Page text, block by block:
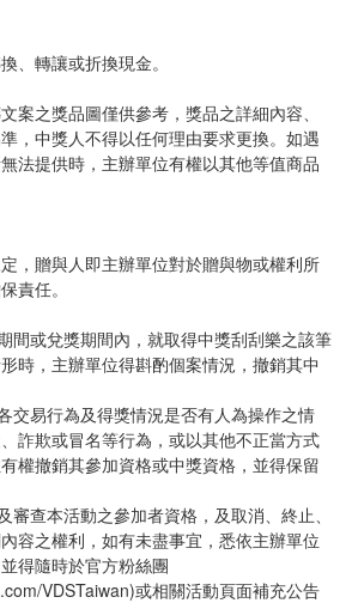
、轉讓或折換現金。
案之獎品圖僅供參考，獎品之詳細內容、
，中獎人不得以任何理由要求更換。如遇
法提供時，主辦單位有權以其他等值商品
，贈與人即主辦單位對於贈與物或權利所
責任。
間或兌獎期間內，就取得中獎刮刮樂之該筆
時，主辦單位得斟酌個案情況，撤銷其中
交易行為及得獎情況是否有人為操作之情
詐欺或冒名等行為，或以其他不正當方式
權撤銷其參加資格或中獎資格，並得保留
審查本活動之參加者資格，及取消、終止、
容之權利，如有未盡事宜，悉依主辦單位
得隨時於官方粉絲團
VDSTaiwan)或相關活動頁面補充公告